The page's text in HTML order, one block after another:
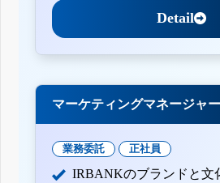
Detail
マーケティングマネージャー
業務委託 正社員
IRBANKのブランドと文